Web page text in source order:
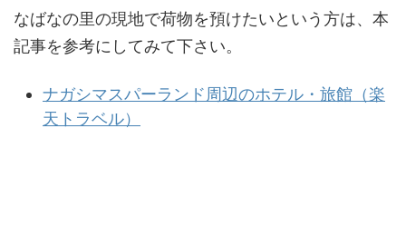
なばなの里の現地で荷物を預けたいという方は、本
記事を参考にしてみて下さい。
ナガシマスパーランド周辺のホテル・旅館（楽
天トラベル）